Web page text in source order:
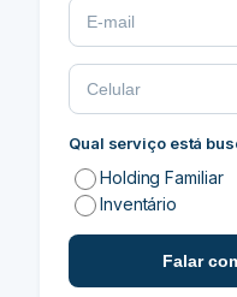
Qual serviço está
Holding Familiar
Inventário
Falar